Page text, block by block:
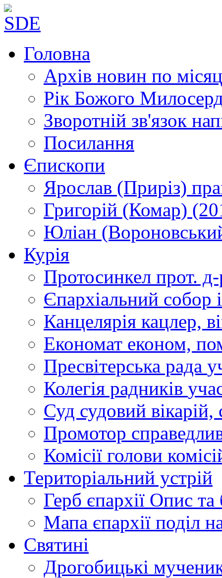
Головна
Архів новин по
Рік Божого
Зворотній зв'язок
Посилання
Єпископи
Ярослав (Приріз)
Григорій (Комар)
Юліан
Курія
Протосинкел прот.
Єпархіальний собор
Канцелярія кацлер,
Економат економ,
Пресвітерська рада
Колегія радників
Суд судовий вікарій,
Промотор
Комісії голови
Територіальний устрій
Герб єпархії Опис та
Мапа єпархії поділ
Святині
Дрогобицькі